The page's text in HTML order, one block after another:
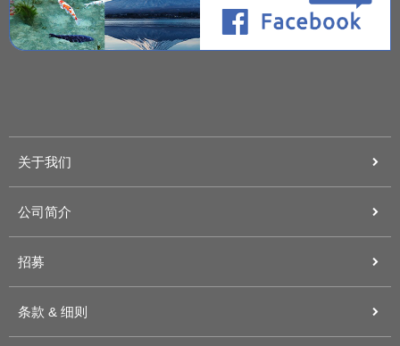
关于我们
公司简介
招募
条款 & 细则